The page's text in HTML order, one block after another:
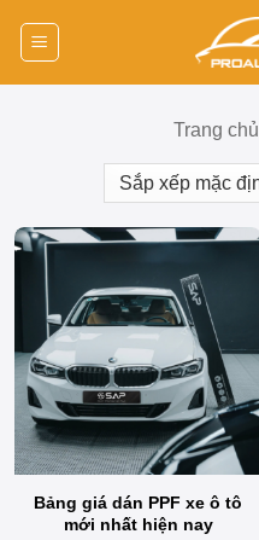
Trang chủ
Bảng giá dán PPF xe ô tô
mới nhất hiện nay